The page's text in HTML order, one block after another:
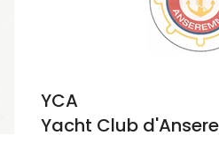
YCA
Yacht Club